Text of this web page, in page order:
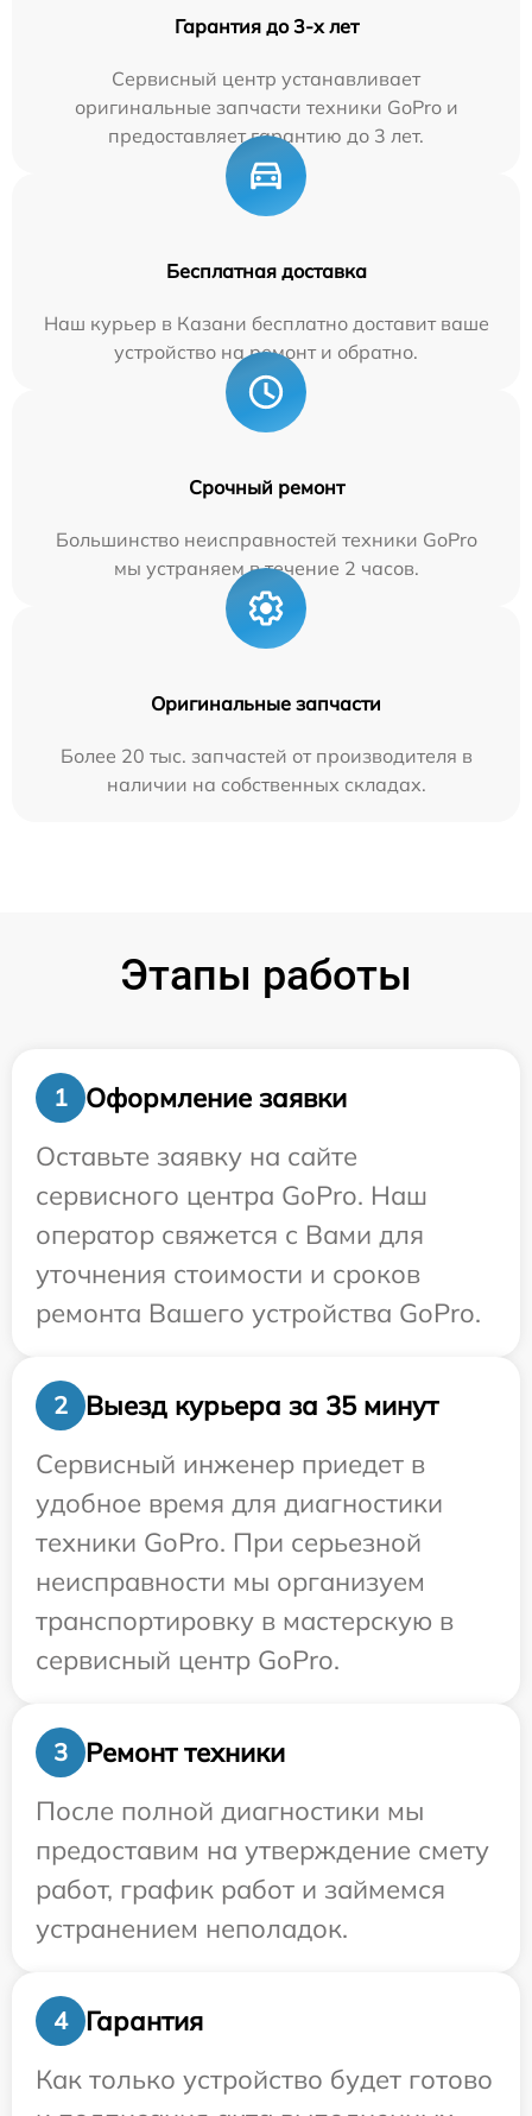
Гарантия до 3-х лет
Сервисный центр устанавливает
оригинальные запчасти техники GoPro и
предоставляет гарантию до 3 лет.
Бесплатная доставка
Наш курьер в Казани бесплатно доставит ваше
устройство на ремонт и обратно.
Срочный ремонт
Большинство неисправностей техники GoPro
мы устраняем в течение 2 часов.
Оригинальные запчасти
Более 20 тыс. запчастей от производителя в
наличии на собственных складах.
Этапы работы
1
Оформление заявки
Оставьте заявку на сайте
сервисного центра GoPro. Наш
оператор свяжется с Вами для
уточнения стоимости и сроков
ремонта Вашего устройства GoPro.
2
Выезд курьера за 35 минут
Сервисный инженер приедет в
удобное время для диагностики
техники GoPro. При серьезной
неисправности мы организуем
транспортировку в мастерскую в
сервисный центр GoPro.
3
Ремонт техники
После полной диагностики мы
предоставим на утверждение смету
работ, график работ и займемся
устранением неполадок.
4
Гарантия
Как только устройство будет готово